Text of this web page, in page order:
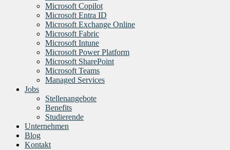
Microsoft Copilot
Microsoft Entra ID
Microsoft Exchange Online
Microsoft Fabric
Microsoft Intune
Microsoft Power Platform
Microsoft SharePoint
Microsoft Teams
Managed Services
Jobs
Stellenangebote
Benefits
Studierende
Unternehmen
Blog
Kontakt